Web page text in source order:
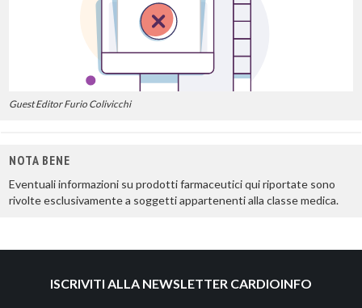
Guest Editor Furio Colivicchi
NOTA BENE
Eventuali informazioni su prodotti farmaceutici qui riportate sono
rivolte esclusivamente a soggetti appartenenti alla classe medica.
ISCRIVITI ALLA NEWSLETTER CARDIOINFO